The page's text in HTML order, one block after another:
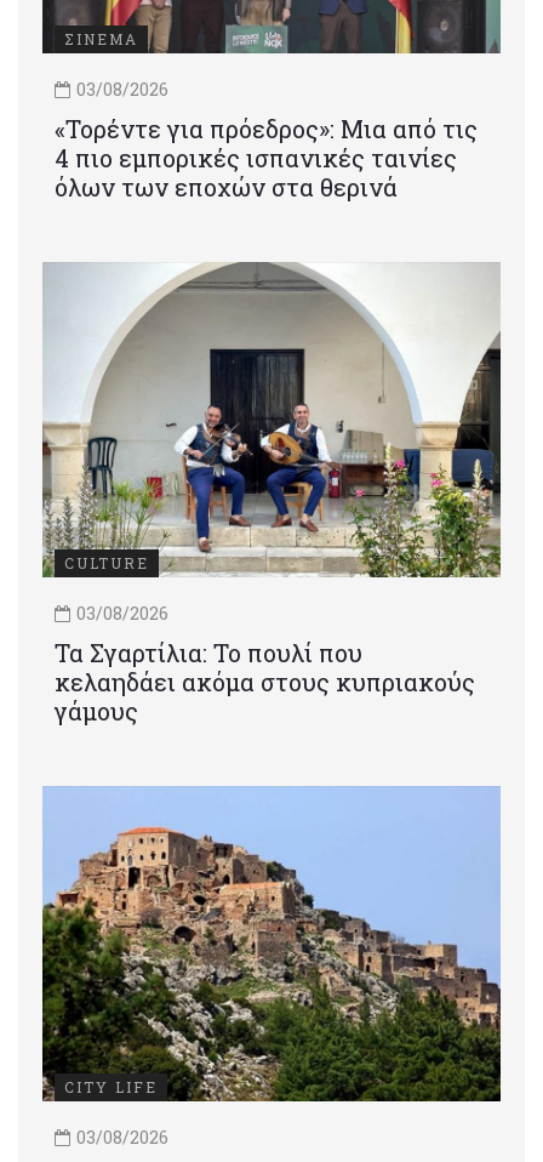
ΣΙΝΕΜΑ
03/08/2026
«Τορέντε για πρόεδρος»: Mια από τις
4 πιο εμπορικές ισπανικές ταινίες
όλων των εποχών στα θερινά
CULTURE
03/08/2026
Τα Σγαρτίλια: Το πουλί που
κελαηδάει ακόμα στους κυπριακούς
γάμους
CITY LIFE
03/08/2026